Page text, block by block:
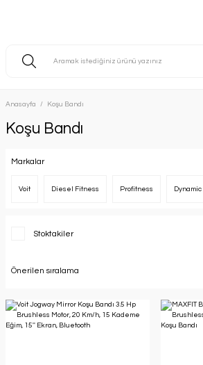
Anasayfa Koşu Bandı
Koşu Bandı
Markalar
Voit Diesel Fitness Profitness Dynamic
Stoktakiler